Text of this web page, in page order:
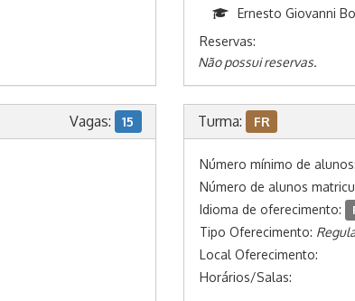
Ernesto Giovanni
Reservas:
Não possui reservas.
Vagas: 15 Turma: FR
Número mínimo de alunos:
Número de alunos
Idioma de oferecimento:
Tipo Oferecimento:
Local Oferecimento:
Horários/Salas: